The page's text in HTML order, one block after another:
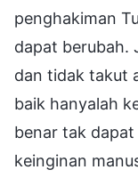
penghakiman
dapat berubah.
dan tidak takut
baik hanyalah
benar tak
keinginan